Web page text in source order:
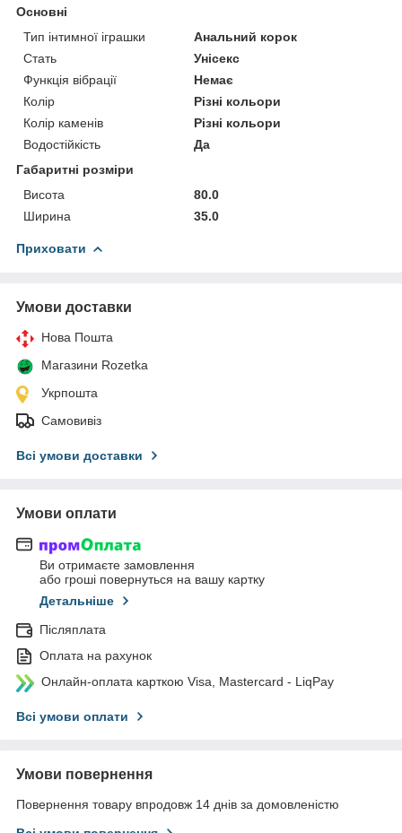
Основні
Тип інтимної іграшки
Анальний корок
Стать
Унісекс
Функція вібрації
Немає
Колір
Різні кольори
Колір каменів
Різні кольори
Водостійкість
Да
Габаритні розміри
Висота
80.0
Ширина
35.0
Приховати
Умови доставки
Нова Пошта
Магазини Rozetka
Укрпошта
Самовивіз
Всі умови доставки
Умови оплати
Ви отримаєте замовлення
або гроші повернуться на вашу картку
Детальніше
Післяплата
Оплата на рахунок
Онлайн-оплата карткою Visa, Mastercard - LiqPay
Всі умови оплати
Умови повернення
Повернення товару впродовж 14 днів за домовленістю